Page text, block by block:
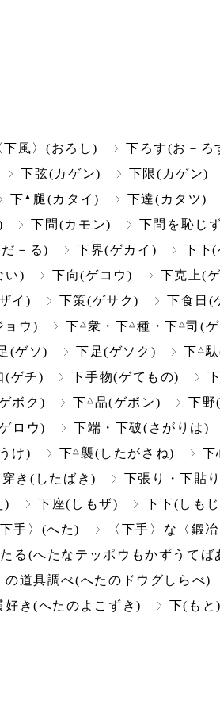
下風〉(おろし) 下ろす(お－ろ
下弦(カゲン) 下限(カゲン)
下 ▲ 腿(カタイ) 下達(カタツ)
下問(カモン) 下問を恥じ
－る) 下界(ゲカイ) 下下(
い) 下向(ゲコウ) 下克上(
イ) 下策(ゲサク) 下食日(
ョウ) 下 △ 衆・下△ 種・下 △司(
(ゲソ) 下足(ゲソク) 下 △
(ゲチ) 下手物(ゲてもの)
ボク) 下 △ 品(ゲボン) 下野
ロウ) 下端・下破(さがりは)
け) 下△ 襲(したがさね) 下
穿き(したばき) 下張り・下貼
) 下座(しもザ) 下下(しも
下手〉(へた)
〈下手〉な〈鍛
る(へたなテッポウもかずうてば
の道具調べ(へたのドウグしらべ)
好き(へたのよこずき) 下(もと)